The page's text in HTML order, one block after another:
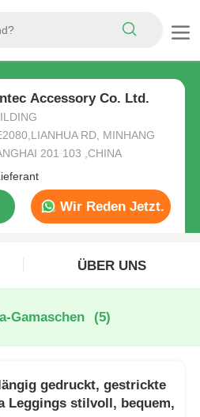
Accessory Co. Ltd.
RD, MINHANG
201 103 ,CHINA
Wir Reden Jetzt.
ÜBER UNS
Gamaschen (5)
gedruckt, gestrickte
Leggings stilvoll, bequem,